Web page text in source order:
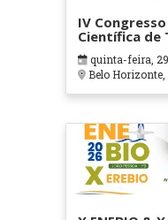
IV
Científica de
em
Cuidados
quinta-feira, 29
Belo Horizonte,